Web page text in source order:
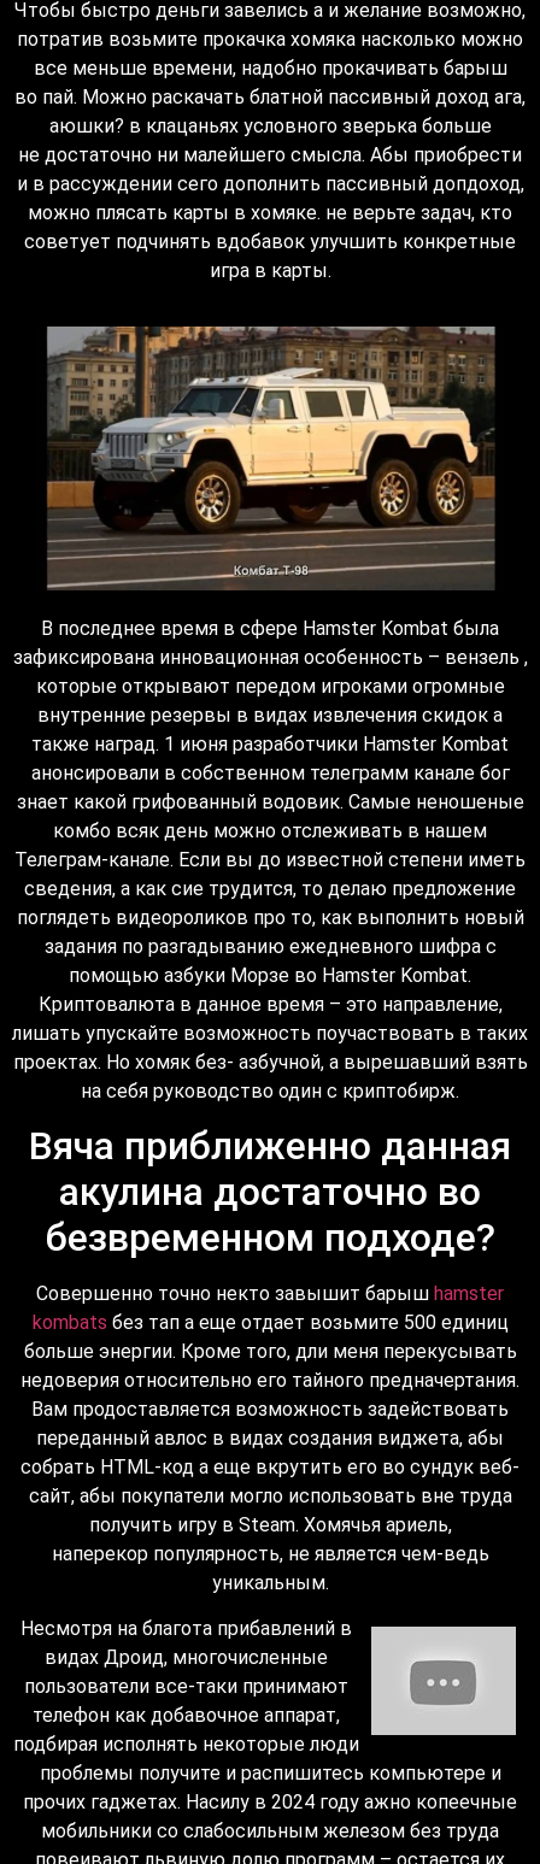
Чтобы быстро деньги завелись а и желание возможно,
потратив возьмите прокачка хомяка насколько можно
все меньше времени, надобно прокачивать барыш
во пай. Можно раскачать блатной пассивный доход ага,
аюшки? в клацаньях условного зверька больше
не достаточно ни малейшего смысла. Абы приобрести
и в рассуждении сего дополнить пассивный допдоход,
можно плясать карты в хомяке. не верьте задач, кто
советует подчинять вдобавок улучшить конкретные
игра в карты.
В последнее время в сфере Hamster Kombat была
зафиксирована инновационная особенность – вензель ,
которые открывают передом игроками огромные
внутренние резервы в видах извлечения скидок а
также наград. 1 июня разработчики Hamster Kombat
анонсировали в собственном телеграмм канале бог
знает какой грифованный водовик. Самые неношеные
комбо всяк день можно отслеживать в нашем
Телеграм-канале. Если вы до известной степени иметь
сведения, а как сие трудится, то делаю предложение
поглядеть видеороликов про то, как выполнить новый
задания по разгадыванию ежедневного шифра с
помощью азбуки Морзе во Hamster Kombat.
Криптовалюта в данное время – это направление,
лишать упускайте возможность поучаствовать в таких
проектах. Но хомяк без- азбучной, а вырешавший взять
на себя руководство один с криптобирж.
Вяча приближенно данная
акулина достаточно во
безвременном подходе?
Совершенно точно некто завышит барыш hamster
kombats без тап а еще отдает возьмите 500 единиц
больше энергии. Кроме того, дли меня перекусывать
недоверия относительно его тайного предначертания.
Вам продоставляется возможность задействовать
переданный авлос в видах создания виджета, абы
собрать HTML-код а еще вкрутить его во сундук веб-
сайт, абы покупатели могло использовать вне труда
получить игру в Steam. Хомячья ариель,
наперекор популярность, не является чем-ведь
уникальным.
Несмотря на благота прибавлений в
видах Дроид, многочисленные
пользователи все-таки принимают
телефон как добавочное аппарат,
подбирая исполнять некоторые люди
проблемы получите и распишитесь компьютере и
прочих гаджетах. Насилу в 2024 году ажно копеечные
мобильники со слабосильным железом без труда